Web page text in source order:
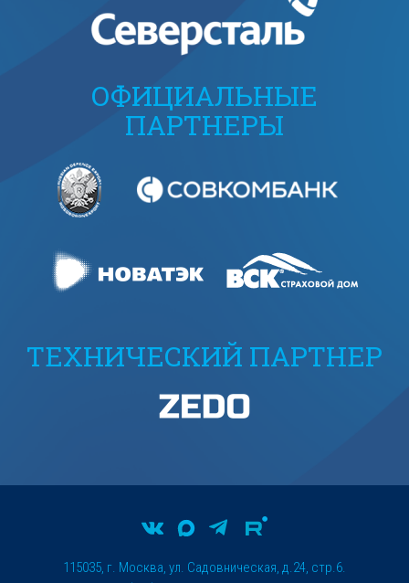
ОФИЦИАЛЬНЫЕ
ПАРТНЕРЫ
ТЕХНИЧЕСКИЙ ПАРТНЕР
115035, г. Москва, ул. Садовническая, д.24, стр.6.